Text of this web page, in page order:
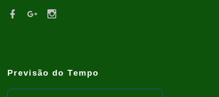
Previsão do Tempo